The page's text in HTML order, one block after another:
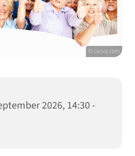
© canva.com
2026, 14:30 -